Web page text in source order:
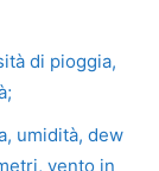
di pioggia,
umidità, dew
vento in